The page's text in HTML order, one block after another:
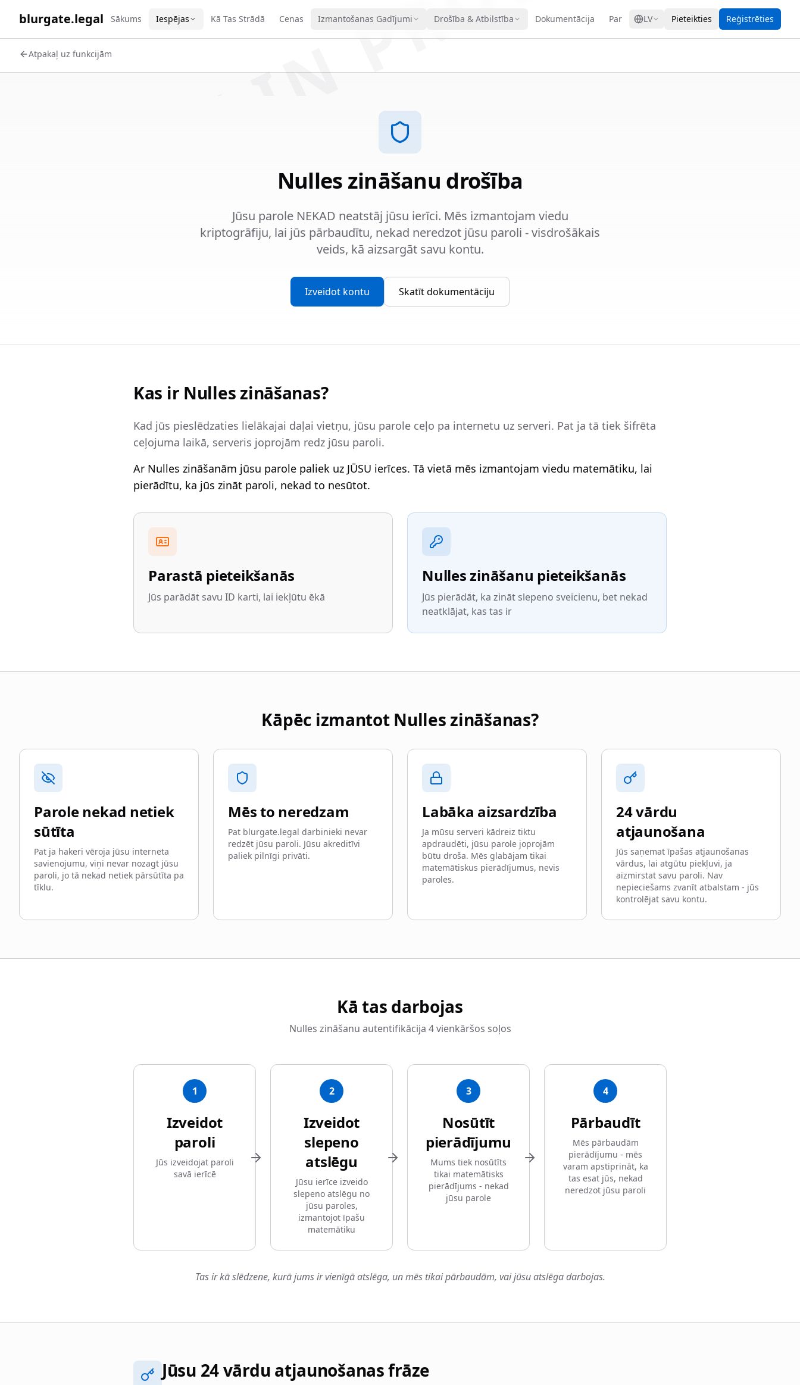
blurgate.legal Sākums Iespējas Kā Tas Strādā Cenas Izmantošanas Gadījumi Drošība & Atbilstība Dokumentācija Par LV Pieteikties Reģistrēties
Atpakaļ uz funkcijām
Nulles zināšanu drošība
Jūsu parole NEKAD neatstāj jūsu ierīci. Mēs izmantojam viedu
kriptogrāfiju, lai jūs pārbaudītu, nekad neredzot jūsu paroli - visdrošākais
veids, kā aizsargāt savu kontu.
Izveidot kontu Skatīt dokumentāciju
Kas ir Nulles zināšanas?
Kad jūs pieslēdzaties lielākajai daļai vietņu, jūsu parole ceļo pa internetu uz serveri. Pat ja tā tiek šifrēta
ceļojuma laikā, serveris joprojām redz jūsu paroli.
Ar Nulles zināšanām jūsu parole paliek uz JŪSU ierīces. Tā vietā mēs izmantojam viedu matemātiku, lai
pierādītu, ka jūs zināt paroli, nekad to nesūtot.
Parastā pieteikšanās
Jūs parādāt savu ID karti, lai iekļūtu ēkā
Nulles zināšanu pieteikšanās
Jūs pierādāt, ka zināt slepeno sveicienu, bet nekad
neatklājat, kas tas ir
Kāpēc izmantot Nulles zināšanas?
Parole nekad netiek
sūtīta
Pat ja hakeri vēroja jūsu interneta
savienojumu, viņi nevar nozagt jūsu
paroli, jo tā nekad netiek pārsūtīta pa
tīklu.
Mēs to neredzam
Pat blurgate.legal darbinieki nevar
redzēt jūsu paroli. Jūsu akreditīvi
paliek pilnīgi privāti.
Labāka aizsardzība
Ja mūsu serveri kādreiz tiktu
apdraudēti, jūsu parole joprojām
būtu droša. Mēs glabājam tikai
matemātiskus pierādījumus, nevis
paroles.
24 vārdu
atjaunošana
Jūs saņemat īpašas atjaunošanas
vārdus, lai atgūtu piekļuvi, ja
aizmirstat savu paroli. Nav
nepieciešams zvanīt atbalstam - jūs
kontrolējat savu kontu.
Kā tas darbojas
Nulles zināšanu autentifikācija 4 vienkāršos soļos
1
Izveidot
paroli
Jūs izveidojat paroli
savā ierīcē
2
Izveidot
slepeno
atslēgu
Jūsu ierīce izveido
slepeno atslēgu no
jūsu paroles,
izmantojot īpašu
matemātiku
3
Nosūtīt
pierādījumu
Mums tiek nosūtīts
tikai matemātisks
pierādījums - nekad
jūsu parole
4
Pārbaudīt
Mēs pārbaudām
pierādījumu - mēs
varam apstiprināt, ka
tas esat jūs, nekad
neredzot jūsu paroli
Tas ir kā slēdzene, kurā jums ir vienīgā atslēga, un mēs tikai pārbaudām, vai jūsu atslēga darbojas.
Jūsu 24 vārdu atjaunošanas frāze